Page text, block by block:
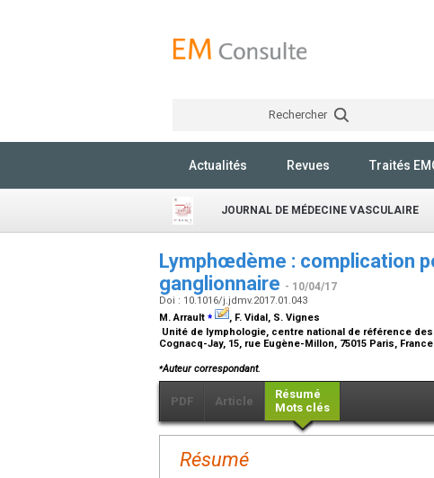
Rechercher
Actualités Revues Traités
JOURNAL DE MÉDECINE VASCULAIRE
Lymphœdème : complication
ganglionnaire - 10/04/17
Doi : 10.1016/j.jdmv.2017.01.043
M. Arrault ⁎
, F. Vidal, S. Vignes
Unité de lymphologie, centre national de référence
Cognacq-Jay, 15, rue Eugène-Millon, 75015 Paris, France
⁎Auteur correspondant.
PDF Article
Résumé
Mots clés
Résumé